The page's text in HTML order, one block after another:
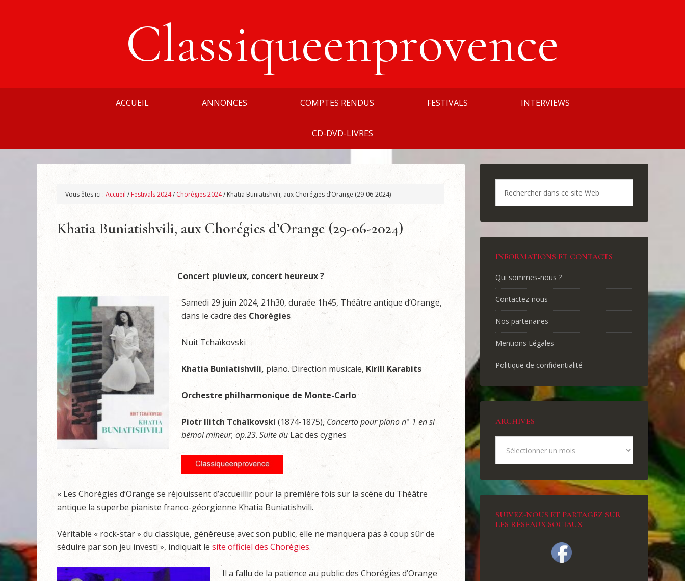
Classiqueenprovence
ACCUEIL ANNONCES COMPTES RENDUS FESTIVALS INTERVIEWS
CD-DVD-LIVRES
Vous êtes ici : Accueil / Festivals 2024/ Chorégies 2024/ Khatia Buniatishvili, aux Chorégies d’Orange (29-06-2024)
Khatia Buniatishvili, aux Chorégies d’Orange (29-06-2024)
Concert pluvieux, concert heureux ?
Samedi 29 juin 2024, 21h30, duraée 1h45, Théâtre antique d’Orange,
dans le cadre des Chorégies
Nuit Tchaïkovski
Khatia Buniatishvili, piano. Direction musicale, Kirill Karabits
Orchestre philharmonique de Monte-Carlo
Piotr Ilitch Tchaïkovski (1874-1875), Concerto pour piano n° 1 en si
bémol mineur, op.23. Suite du Lac des cygnes
« Les Chorégies d’Orange se réjouissent d’accueillir pour la première fois sur la scène du Théâtre
antique la superbe pianiste franco-géorgienne Khatia Buniatishvili.
Véritable « rock-star » du classique, généreuse avec son public, elle ne manquera pas à coup sûr de
séduire par son jeu investi », indiquait le site officiel des Chorégies.
Il a fallu de la patience au public des Chorégies d’Orange
INFORMATIONS ET CONTACTS
Qui sommes-nous ?
Contactez-nous
Nos partenaires
Mentions Légales
Politique de confidentialité
ARCHIVES
SUIVEZ-NOUS ET PARTAGEZ SUR
LES RÉSEAUX SOCIAUX